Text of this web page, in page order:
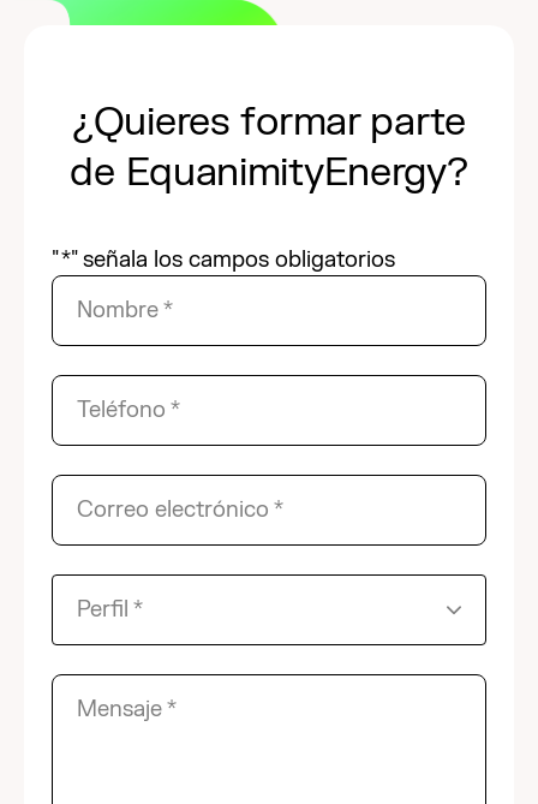
¿Quieres formar parte
de EquanimityEnergy?
"*" señala los campos obligatorios
Nombre*
Teléfono *
Correo electrónico *
Perfil *
Mensaje*